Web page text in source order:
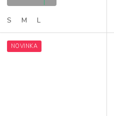
S M L
NOVINKA